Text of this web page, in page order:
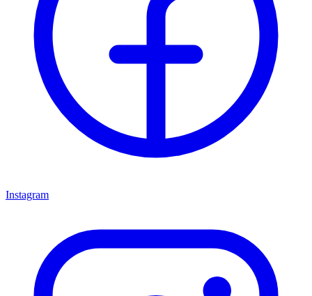
Instagram